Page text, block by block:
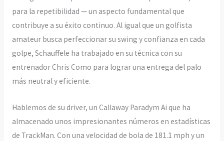
para la repetibilidad — un aspecto fundamental que
contribuye a su éxito continuo. Al igual que un golfista
amateur busca perfeccionar su swing y confianza en cada
golpe, Schauffele ha trabajado en su técnica con su
entrenador Chris Como para lograr una entrega del palo
más neutral y eficiente.
Hablemos de su driver, un Callaway Paradym Ai que ha
almacenado unos impresionantes números en estadísticas
de TrackMan. Con una velocidad de bola de 181.1 mph y un